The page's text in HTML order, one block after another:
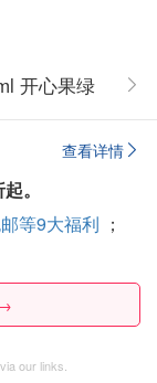
开心果绿
查看详情
。
等9大福利 ；
our links.